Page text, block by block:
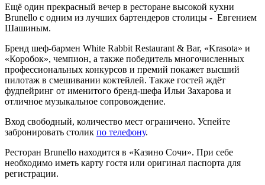
Ещё один прекрасный вечер в ресторане высокой кухни
Brunello с одним из лучших бартендеров столицы - Евгением
Шашиным.
Бренд шеф-бармен White Rabbit Restaurant & Bar, «Krasota» и
«Коробок», чемпион, а также победитель многочисленных
профессиональных конкурсов и премий покажет высший
пилотаж в смешивании коктейлей. Также гостей ждёт
фудпейринг от именитого бренд-шефа Ильи Захарова и
отличное музыкальное сопровождение.
Вход свободный, количество мест ограничено. Успейте
забронировать столик по телефону.
Ресторан Brunello находится в «Казино Сочи». При себе
необходимо иметь карту гостя или оригинал паспорта для
регистрации.